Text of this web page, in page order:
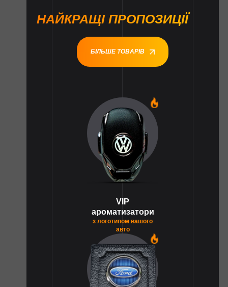
НАЙКРАЩІ ПРОПОЗИЦІЇ
БІЛЬШЕ ТОВАРІВ
VIP
ароматизатори
з логотипом вашого
авто